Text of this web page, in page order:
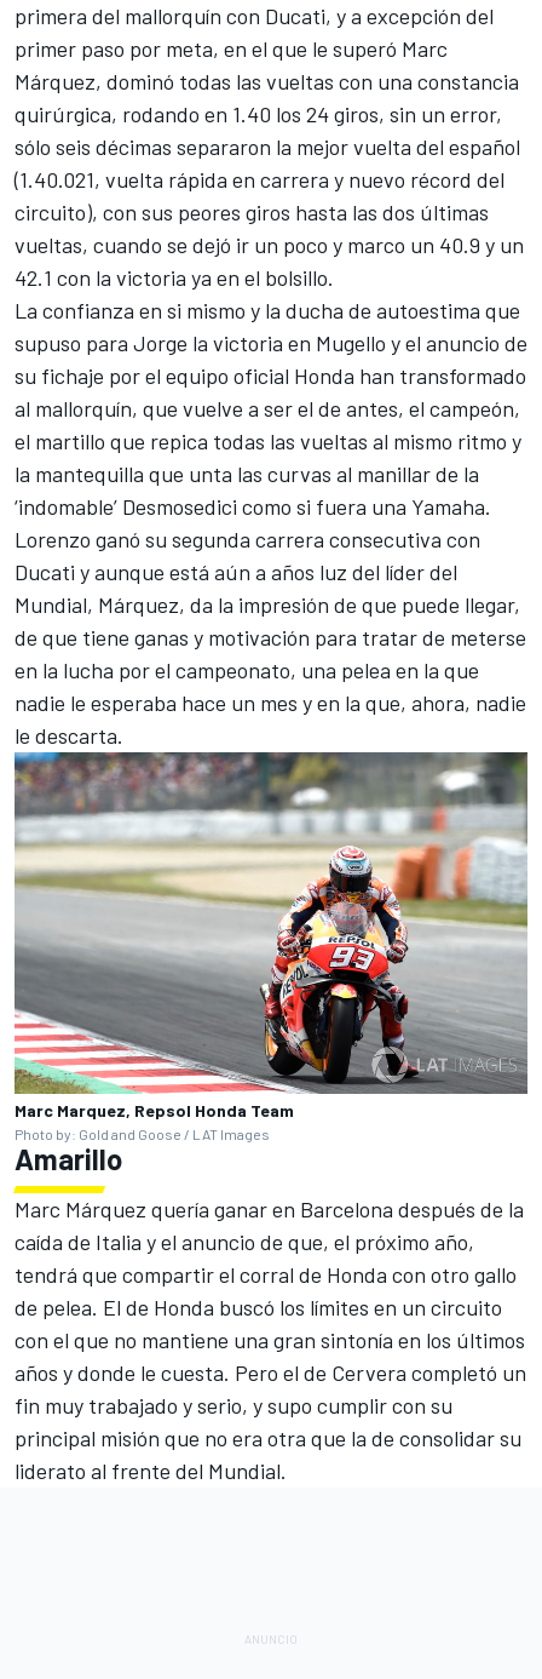
primera del mallorquín con Ducati, y a excepción del
primer paso por meta, en el que le superó Marc
Márquez, dominó todas las vueltas con una constancia
quirúrgica, rodando en 1.40 los 24 giros, sin un error,
sólo seis décimas separaron la mejor vuelta del español
(1.40.021, vuelta rápida en carrera y nuevo récord del
circuito), con sus peores giros hasta las dos últimas
vueltas, cuando se dejó ir un poco y marco un 40.9 y un
42.1 con la victoria ya en el bolsillo.
La confianza en si mismo y la ducha de autoestima que
supuso para Jorge la victoria en Mugello y el anuncio de
su fichaje por el equipo oficial Honda han transformado
al mallorquín, que vuelve a ser el de antes, el campeón,
el martillo que repica todas las vueltas al mismo ritmo y
la mantequilla que unta las curvas al manillar de la
‘indomable’ Desmosedici como si fuera una Yamaha.
Lorenzo ganó su segunda carrera consecutiva con
Ducati y aunque está aún a años luz del líder del
Mundial, Márquez, da la impresión de que puede llegar,
de que tiene ganas y motivación para tratar de meterse
en la lucha por el campeonato, una pelea en la que
nadie le esperaba hace un mes y en la que, ahora, nadie
le descarta.
Marc Marquez, Repsol Honda Team
Photo by: Gold and Goose / LAT Images
Amarillo
Marc Márquez quería ganar en Barcelona después de la
caída de Italia y el anuncio de que, el próximo año,
tendrá que compartir el corral de Honda con otro gallo
de pelea. El de Honda buscó los límites en un circuito
con el que no mantiene una gran sintonía en los últimos
años y donde le cuesta. Pero el de Cervera completó un
fin muy trabajado y serio, y supo cumplir con su
principal misión que no era otra que la de consolidar su
liderato al frente del Mundial.